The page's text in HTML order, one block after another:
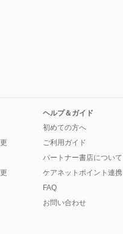
ヘルプ＆ガイド
初めての方へ
ご利用ガイド
パートナー書店について
ケアネットポイント連携
FAQ
お問い合わせ